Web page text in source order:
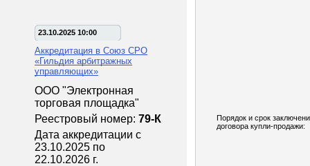
23.10.2025 10:00
Аккредитация в Союз СРО
«Гильдия арбитражных
управляющих»
ООО "Электронная
торговая площадка"
Реестровый номер: 79-К
Дата аккредитации с
23.10.2025 по
22.10.2026 г.
Порядок и срок
договора купли-продажи: